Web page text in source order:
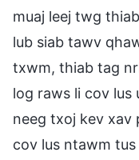
muaj leej twg
lub siab tawv
txwm, thiab tag
log raws li cov lus
neeg txoj kev xav
cov lus ntawm tus